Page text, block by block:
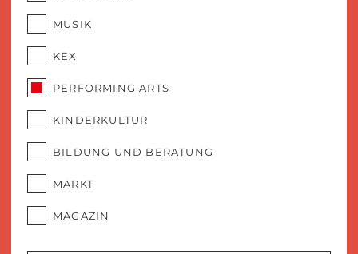
MUSIK
KEX
PERFORMING ARTS
KINDERKULTUR
BILDUNG UND BERATUNG
MARKT
MAGAZIN